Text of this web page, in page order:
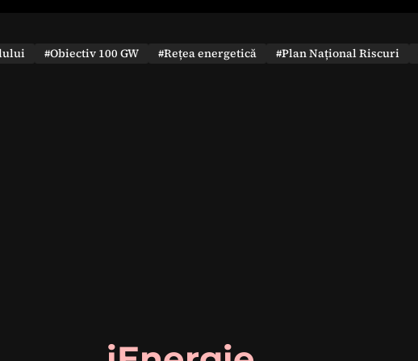
#Obiectiv 100 GW #Rețea energetică #Plan Național Riscuri